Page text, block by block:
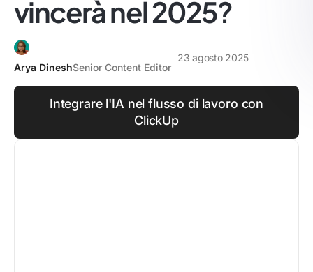
vincerà nel 2025?
Arya DineshSenior Content Editor
23 agosto 2025
Integrare l'IA nel flusso di lavoro con
ClickUp